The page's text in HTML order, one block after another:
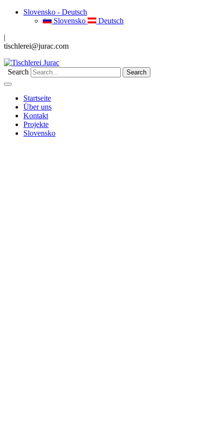
Slovensko - Deutsch
Slovensko
Deutsch
|
tischlerei@jurac.com
Search
Startseite
Über uns
Kontakt
Projekte
Slovensko